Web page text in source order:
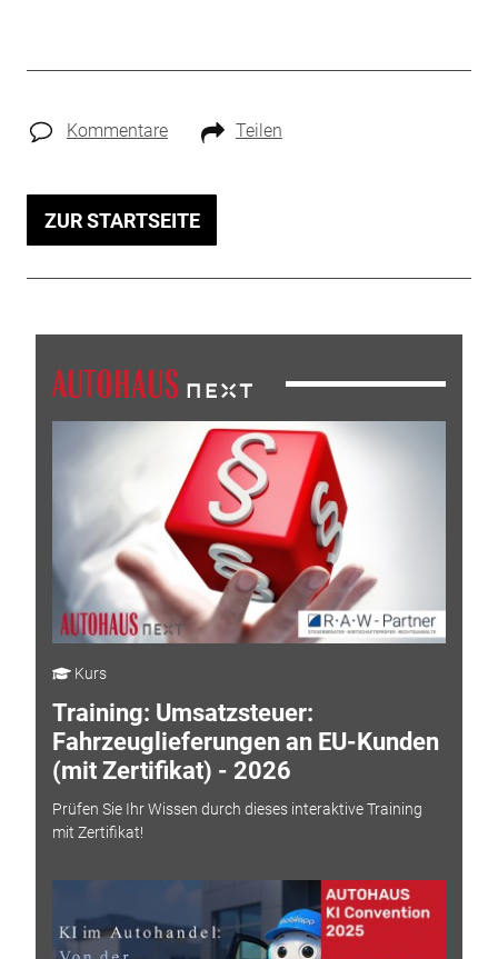
Kommentare Teilen
ZUR STARTSEITE
Kurs
Training: Umsatzsteuer:
Fahrzeuglieferungen an EU-Kunden
(mit Zertifikat) - 2026
Prüfen Sie Ihr Wissen durch dieses interaktive Training
mit Zertifikat!